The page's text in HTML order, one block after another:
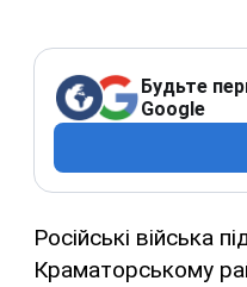
Будьте
Google
Російські війська
Краматорському